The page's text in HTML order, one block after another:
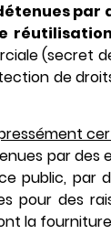
(secret
de
par
public, par
pour des
la